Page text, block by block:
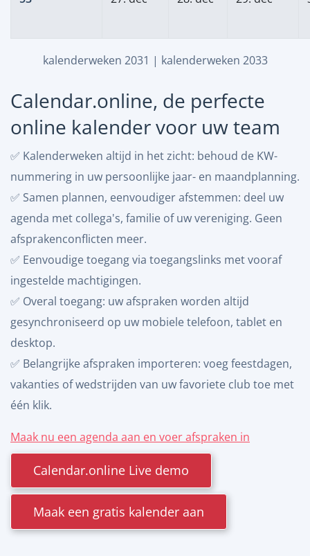
kalenderweken 2031 | kalenderweken 2033
Calendar.online, de perfecte
online kalender voor uw team
✅ Kalenderweken altijd in het zicht: behoud de KW-
nummering in uw persoonlijke jaar- en maandplanning.
✅ Samen plannen, eenvoudiger afstemmen: deel uw
agenda met collega's, familie of uw vereniging. Geen
afsprakenconflicten meer.
✅ Eenvoudige toegang via toegangslinks met vooraf
ingestelde machtigingen.
✅ Overal toegang: uw afspraken worden altijd
gesynchroniseerd op uw mobiele telefoon, tablet en
desktop.
✅ Belangrijke afspraken importeren: voeg feestdagen,
vakanties of wedstrijden van uw favoriete club toe met
één klik.
Maak nu een agenda aan en voer afspraken in
Calendar.online Live demo
Maak een gratis kalender aan